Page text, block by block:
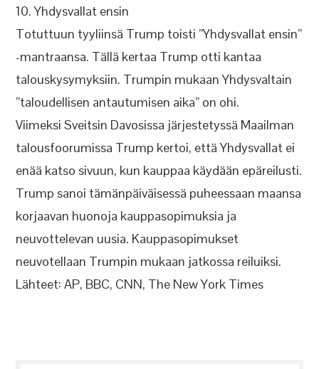
10. Yhdysvallat ensin
Totuttuun tyyliinsä Trump toisti ”Yhdysvallat ensin”
-mantraansa. Tällä kertaa Trump otti kantaa
talouskysymyksiin. Trumpin mukaan Yhdysvaltain
”taloudellisen antautumisen aika” on ohi.
Viimeksi Sveitsin Davosissa järjestetyssä Maailman
talousfoorumissa Trump kertoi, että Yhdysvallat ei
enää katso sivuun, kun kauppaa käydään epäreilusti.
Trump sanoi tämänpäiväisessä puheessaan maansa
korjaavan huonoja kauppasopimuksia ja
neuvottelevan uusia. Kauppasopimukset
neuvotellaan Trumpin mukaan jatkossa reiluiksi.
Lähteet: AP, BBC, CNN, The New York Times